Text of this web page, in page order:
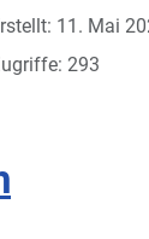
11. Mai
293